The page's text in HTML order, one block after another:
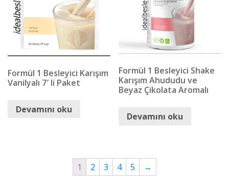
Formül 1 Besleyici Karışım
Vanilyalı 7′ li Paket
Devamını oku
Formül 1 Besleyici Shake
Karışım Ahududu ve
Beyaz Çikolata Aromalı
Devamını oku
1 2 3 4 5 →